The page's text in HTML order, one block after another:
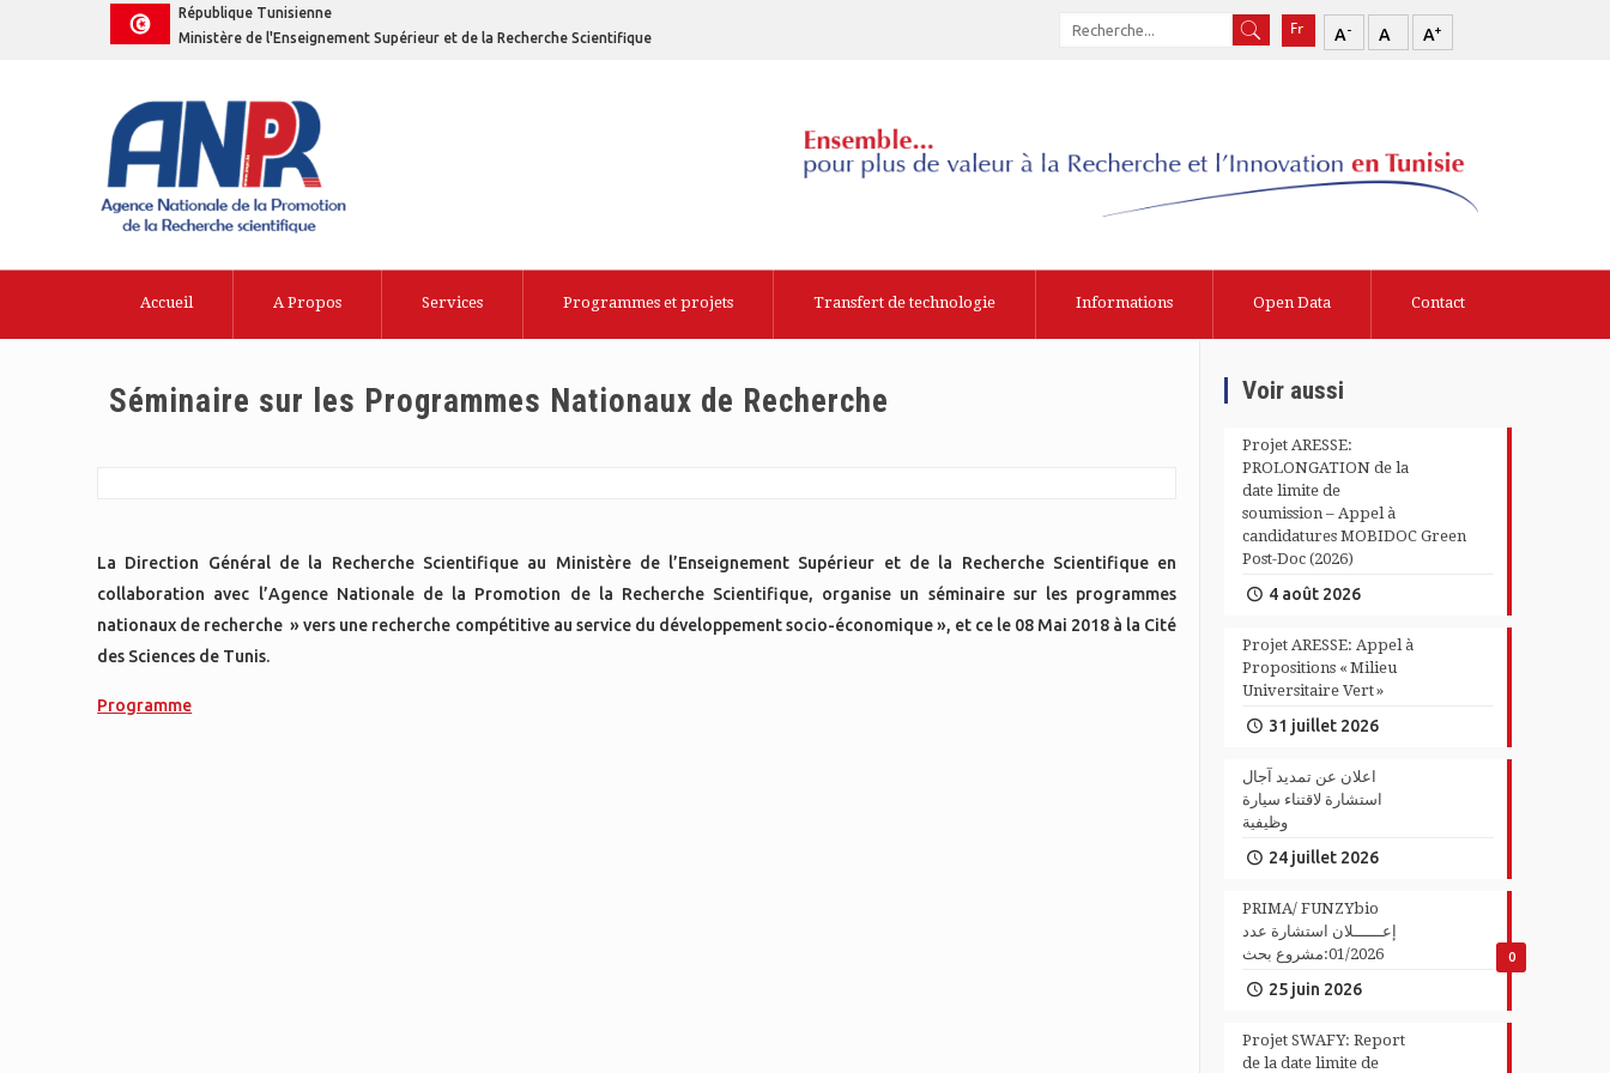
République Tunisienne
Ministère de l'Enseignement Supérieur et de la Recherche Scientifique
A- A A+
Accueil A Propos Services Programmes et projets Transfert de technologie Informations Open Data Contact
Séminaire sur les Programmes Nationaux de Recherche
La Direction Général de la Recherche Scientifique au Ministère de l’Enseignement Supérieur et de la Recherche Scientifique en
collaboration avec l’Agence Nationale de la Promotion de la Recherche Scientifique, organise un séminaire sur les programmes
nationaux de recherche » vers une recherche compétitive au service du développement socio-économique », et ce le 08 Mai 2018 à la Cité
des Sciences de Tunis.
Programme
Voir aussi
Projet ARESSE:
PROLONGATION de la
date limite de
soumission – Appel à
candidatures MOBIDOC Green
Post-Doc (2026)
4 août 2026
Projet ARESSE: Appel à
Propositions « Milieu
Universitaire Vert »
31 juillet 2026
اعلان عن تمديد آجال
استشارة لاقتناء سيارة
وظيفية
24 juillet 2026
0
PRIMA/ FUNZYbio
إعــــــلان استشارة عدد
01/2026:مشروع بحث
25 juin 2026
Projet SWAFY: Report
de la date limite de